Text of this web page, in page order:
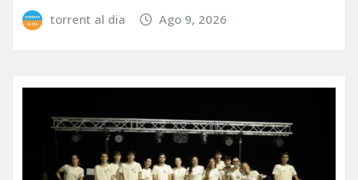
torrent al dia Ago 9, 2026